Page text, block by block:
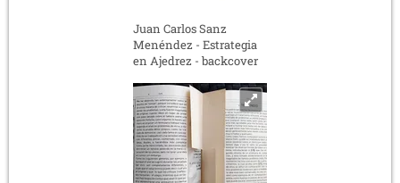
Juan Carlos Sanz
Menéndez - Estrategia
en Ajedrez - backcover